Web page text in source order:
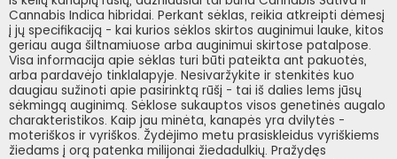
Cannabis Indica hibridai. Perkant sėklas, reikia atkreipti dėmesį
į jų specifikaciją - kai kurios sėklos skirtos auginimui lauke, kitos
geriau auga šiltnamiuose arba auginimui skirtose patalpose.
Visa informacija apie sėklas turi būti pateikta ant pakuotės,
arba pardavėjo tinklalapyje. Nesivaržykite ir stenkitės kuo
daugiau sužinoti apie pasirinktą rūšį - tai iš dalies lems jūsų
sėkmingą auginimą. Sėklose sukauptos visos genetinės augalo
charakteristikos. Kaip jau minėta, kanapės yra dvilytės -
moteriškos ir vyriškos. Žydėjimo metu prasiskleidus vyriškiems
žiedams į orą patenka milijonai žiedadulkių. Pražydęs